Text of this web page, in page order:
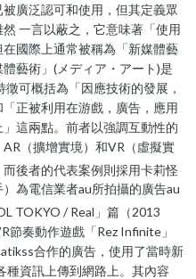
廣泛認可和使用，但其定義眾
一言以蔽之，它意味著「使用
國際上通常被稱為「新媒體藝
藝術」(メディア・アート)是
可概括為「因應技術的發展，
正被利用在游戲，廣告，應用
這兩點。前者以強調互動性的
AR（擴增實境）和VR（虛擬實
後者的代表案例則採用卡莉怪
為電信業者au所拍攝的廣告au
TOKYO / Real」篇（2013
節奏動作遊戲「Rez Infinite」
合作的廣告，使用了當時新
種資訊上傳到網路上。其內容